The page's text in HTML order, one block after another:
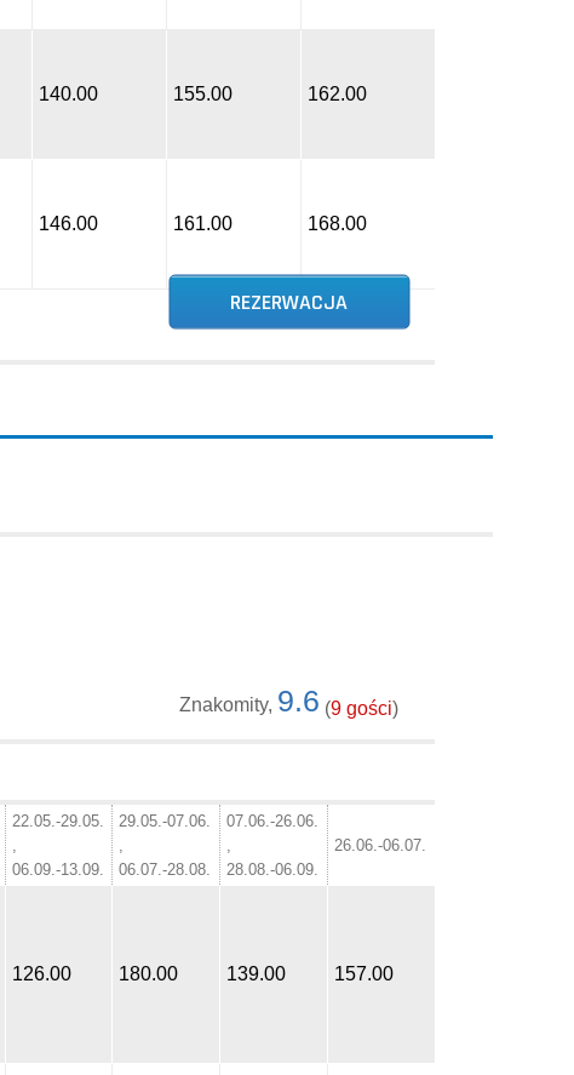
140.00 155.00 162.00
146.00 161.00 168.00
REZERWACJA
Znakomity, 9.6 (9 gości)
22.05.-29.05.
,
06.09.-13.09.
29.05.-07.06.
,
06.07.-28.08.
07.06.-26.06.
,
28.08.-06.09.
26.06.-06.07.
126.00 180.00 139.00 157.00